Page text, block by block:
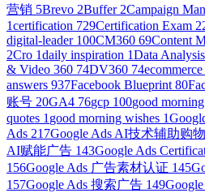
营销 5Brevo 2Buffer 2Campaign
1certification 729Certification Exam
digital-leader 100CM360 69Content
2Cro 1daily inspiration 1Data Analysis
& Video 360 74DV360 74ecommerce
answers 937Facebook Blueprint 80
账号 20GA4 76gcp 100good morning
quotes 1 good morning wishes 1
Ads 217Google Ads AI技术辅助购
AI赋能广告 143Google Ads
156Google Ads 广告素材认证 145
157Google Ads 搜索广告 149